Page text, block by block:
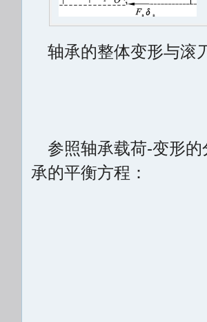
轴承的整体变形与滚
参照轴承载荷-变形
承的平衡方程：